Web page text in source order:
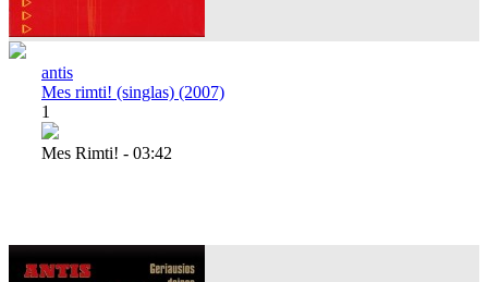
antis
Mes rimti! (singlas) (2007)
1
Mes Rimti! - 03:42